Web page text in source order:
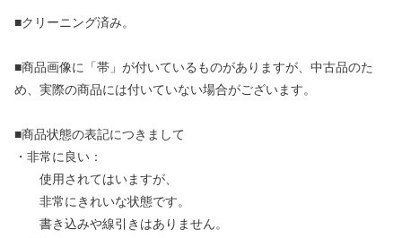
■クリーニング済み。
■商品画像に「帯」が付いているものがありますが、中古品のた
め、実際の商品には付いていない場合がございます。
■商品状態の表記につきまして
・非常に良い：
使用されてはいますが、
非常にきれいな状態です。
書き込みや線引きはありません。